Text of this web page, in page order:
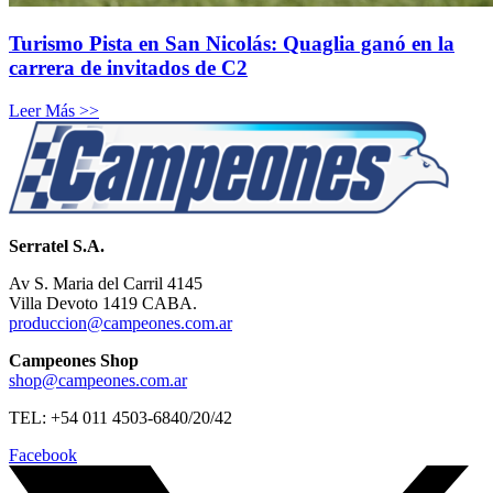
Turismo Pista en San Nicolás: Quaglia ganó en la
carrera de invitados de C2
Leer Más >>
Serratel S.A.
Av S. Maria del Carril 4145
Villa Devoto 1419 CABA.
produccion@campeones.com.ar
Campeones Shop
shop@campeones.com.ar
TEL: +54 011 4503-6840/20/42
Facebook